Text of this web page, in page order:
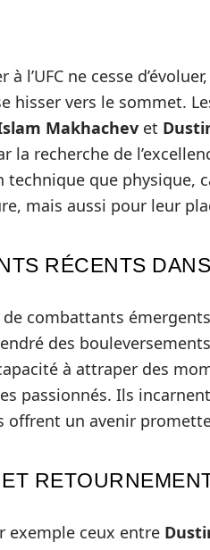
à l’UFC ne cesse
hisser vers le sommet.
Makhachev et
la recherche de
technique que physique,
mais aussi pour leur
RÉCENTS
combattants
des
à attraper des
passionnés. Ils
offrent un avenir
exemple ceux entre